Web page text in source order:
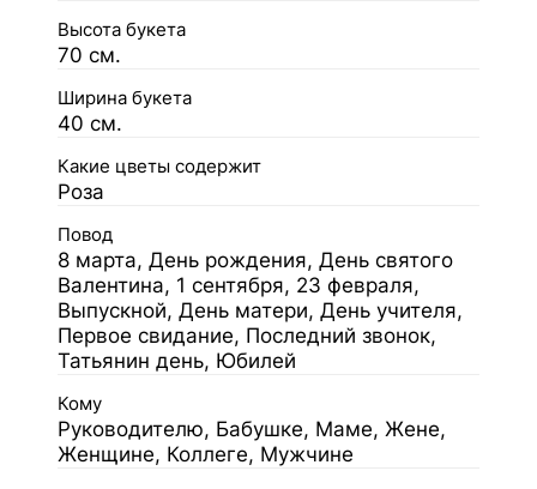
Высота букета
70 см.
Ширина букета
40 см.
Какие цветы содержит
Роза
Повод
8 марта, День рождения, День святого
Валентина, 1 сентября, 23 февраля,
Выпускной, День матери, День учителя,
Первое свидание, Последний звонок,
Татьянин день, Юбилей
Кому
Руководителю, Бабушке, Маме, Жене,
Женщине, Коллеге, Мужчине